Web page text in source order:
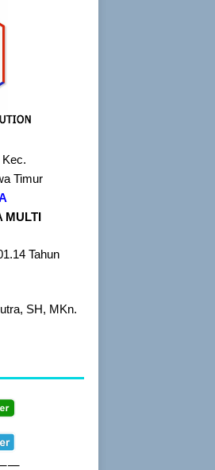
Timur
MULTI
Tahun
SH, MKn.